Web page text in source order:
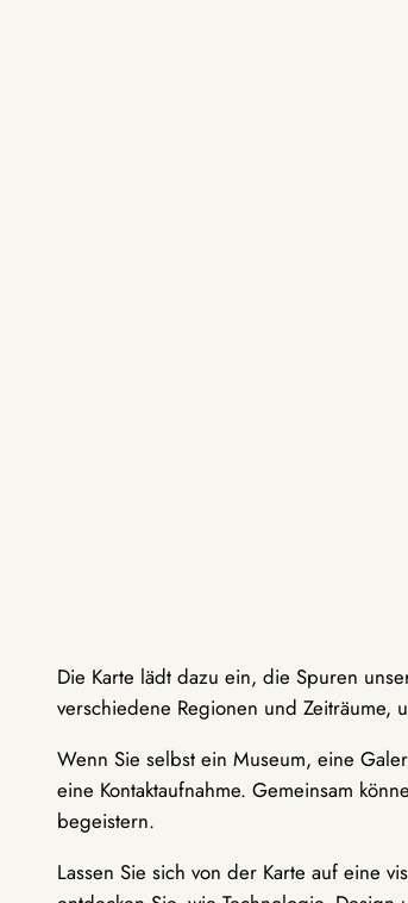
Die Karte lädt dazu ein, die Spuren
verschiedene Regionen und Zeiträume,
Wenn Sie selbst ein Museum, eine
eine Kontaktaufnahme. Gemeinsam
begeistern.
Lassen Sie sich von der Karte auf eine